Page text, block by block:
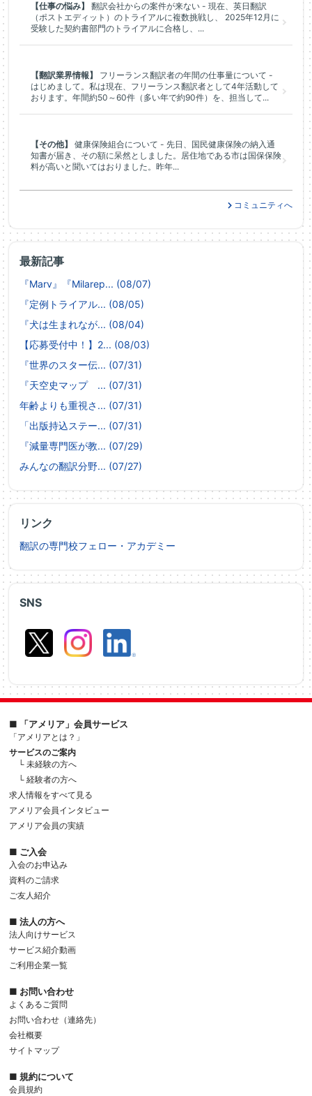
SNS
最新記事
『Marv』『Milarep... (08/07)
『定例トライアル... (08/05)
『犬は生まれなが... (08/04)
【応募受付中！】2... (08/03)
『世界のスター伝... (07/31)
『天空史マップ ... (07/31)
年齢よりも重視さ... (07/31)
「出版持込ステー... (07/31)
『減量専門医が教... (07/29)
みんなの翻訳分野... (07/27)
リンク
翻訳の専門校フェロー・アカデミー
【仕事の悩み】
翻訳会社からの案件が来ない - 現在、英日翻訳
（ポストエディット）のトライアルに複数挑戦し、 2025年12月に
受験した契約書部門のトライアルに合格し、...
【翻訳業界情報】
フリーランス翻訳者の年間の仕事量について -
はじめまして。私は現在、フリーランス翻訳者として4年活動して
おります。年間約50～60件（多い年で約90件）を、担当して...
【その他】
健康保険組合について - 先日、国民健康保険の納入通
知書が届き、その額に呆然としました。居住地である市は国保保険
料が高いと聞いてはおりました。昨年...
コミュニティへ
■ 「アメリア」会員サービス
「アメリアとは？」
サービスのご案内
└ 未経験の方へ
└ 経験者の方へ
求人情報をすべて見る
アメリア会員インタビュー
アメリア会員の実績
■ ご入会
入会のお申込み
資料のご請求
ご友人紹介
■ 法人の方へ
法人向けサービス
サービス紹介動画
ご利用企業一覧
■ お問い合わせ
よくあるご質問
お問い合わせ（連絡先）
会社概要
サイトマップ
■ 規約について
会員規約